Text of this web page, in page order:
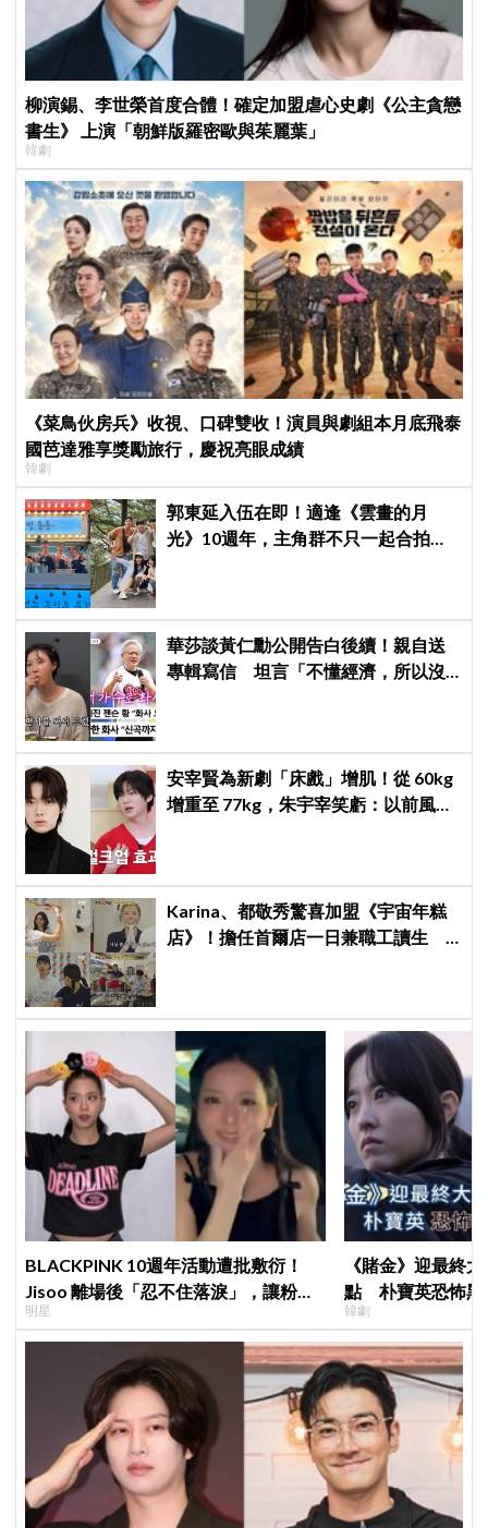
柳演錫、李世榮首度合體！確定加盟虐心史劇《公主貪戀
書生》 上演「朝鮮版羅密歐與茱麗葉」
韓劇
《菜鳥伙房兵》收視、口碑雙收！演員與劇組本月底飛泰
國芭達雅享獎勵旅行，慶祝亮眼成績
韓劇
郭東延入伍在即！適逢《雲畫的月
光》10週年，主角群不只一起合拍畫
華莎談黃仁勳公開告白後續！親自送
專輯寫信 坦言「不懂經濟，所以沒
安宰賢為新劇「床戲」增肌！從 60kg
增重至 77kg，朱宇宰笑虧：以前風吹
Karina、都敬秀驚喜加盟《宇宙年糕
店》！擔任首爾店一日兼職工讀生
BLACKPINK 10週年活動遭批敷衍！
Jisoo 離場後「忍不住落淚」，讓粉絲
看了好心疼
明星
《賭金》迎最終
點 朴寶英恐怖黑
韓劇